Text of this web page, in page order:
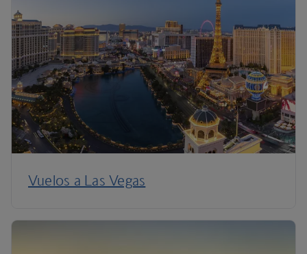
Vuelos a Las Vegas